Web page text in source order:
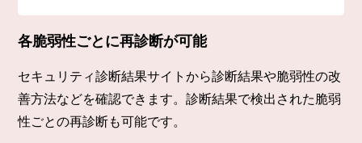
各脆弱性ごとに再診断が可能
セキュリティ診断結果サイトから診断結果や脆弱性の改
善方法などを確認できます。診断結果で検出された脆弱
性ごとの再診断も可能です。